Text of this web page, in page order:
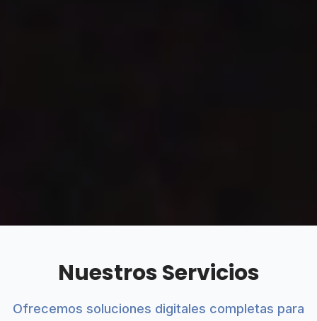
Nuestros Servicios
Ofrecemos soluciones digitales completas para